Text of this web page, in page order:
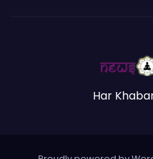
Har